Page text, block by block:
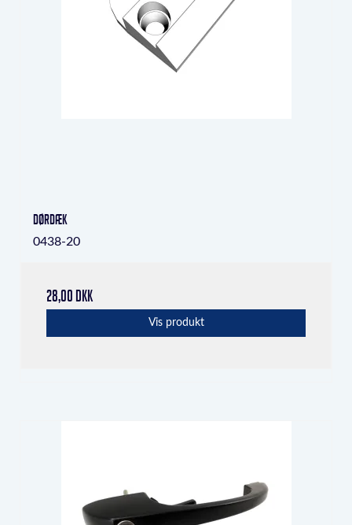
Dørdæk
0438-20
28,00 DKK
Vis produkt